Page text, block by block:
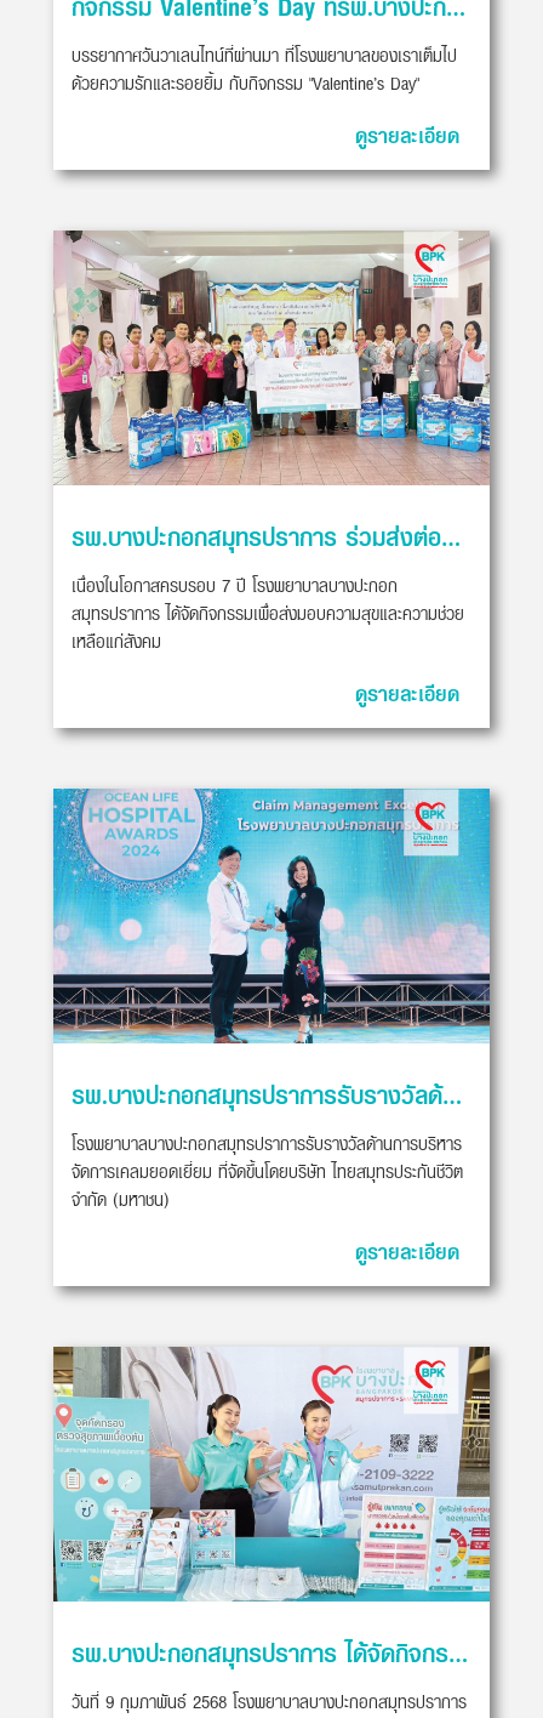
บรรยากาศวันวาเลนไทน์ที่ผ่านมา ที่โรงพยาบาลของเราเต็มไป
ด้วยความรักและรอยยิ้ม กับกิจกรรม "Valentine’s Day"
ดูรายละเอียด
รพ.บางปะกอกสมุทรปราการ ร่วมส่งต่อความห่วงใยสู่สถานคุ้มครองและพัฒนาคนพิการพระประแดง
เนื่องในโอกาสครบรอบ 7 ปี โรงพยาบาลบางปะกอก
สมุทรปราการ ได้จัดกิจกรรมเพื่อส่งมอบความสุขและความช่วย
เหลือแก่สังคม
ดูรายละเอียด
รพ.บางปะกอกสมุทรปราการรับรางวัลด้านการบริหารจัดการเคลมยอดเยี่ยม
โรงพยาบาลบางปะกอกสมุทรปราการรับรางวัลด้านการบริหาร
จัดการเคลมยอดเยี่ยม ที่จัดขึ้นโดยบริษัท ไทยสมุทรประกันชีวิต
จำกัด (มหาชน)
ดูรายละเอียด
รพ.บางปะกอกสมุทรปราการ ได้จัดกิจกรรมออกหน่วยตรวจสุขภาพเบื้องต้น
วันที่ 9 กุมภาพันธ์ 2568 โรงพยาบาลบางปะกอกสมุทรปราการ